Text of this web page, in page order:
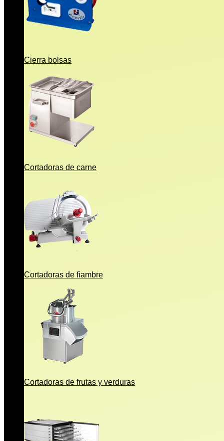
Cierra bolsas
Cortadoras de carne
Cortadoras de fiambre
Cortadoras de frutas y verduras